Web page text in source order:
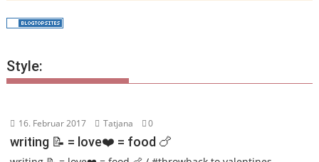
Style:
16. Februar 2017 Tatjana 0
writing 📝 = love❤️ = food 🍗